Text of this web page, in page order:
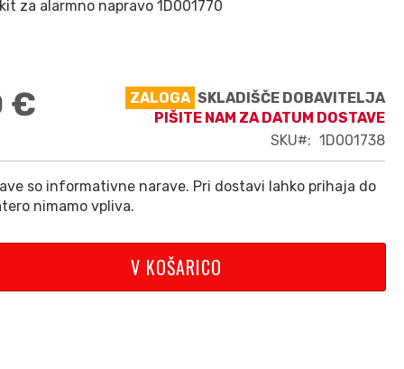
za alarmno napravo 1D001770
€ ZALOGA SKLADIŠČE DOBAVITELJA
PIŠITE NAM ZA DATUM DOSTAVE
SKU
1D001738
so informativne narave. Pri dostavi lahko prihaja do
nimamo vpliva.
V KOŠARICO